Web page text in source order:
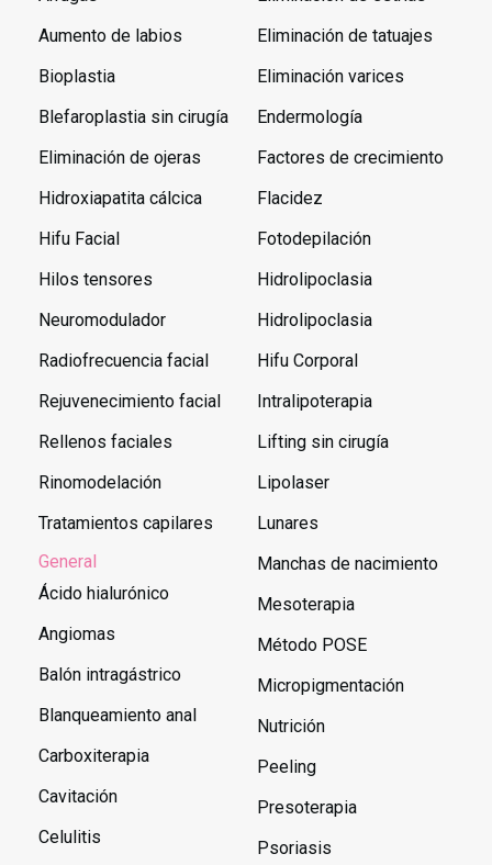
Aumento de labios
Bioplastia
Blefaroplastia sin cirugía
Eliminación de ojeras
Hidroxiapatita cálcica
Hifu Facial
Hilos tensores
Neuromodulador
Radiofrecuencia facial
Rejuvenecimiento facial
Rellenos faciales
Rinomodelación
Tratamientos capilares
General
Ácido hialurónico
Angiomas
Balón intragástrico
Blanqueamiento anal
Carboxiterapia
Cavitación
Celulitis
Eliminación de tatuajes
Eliminación varices
Endermología
Factores de crecimiento
Flacidez
Fotodepilación
Hidrolipoclasia
Hidrolipoclasia
Hifu Corporal
Intralipoterapia
Lifting sin cirugía
Lipolaser
Lunares
Manchas de nacimiento
Mesoterapia
Método POSE
Micropigmentación
Nutrición
Peeling
Presoterapia
Psoriasis